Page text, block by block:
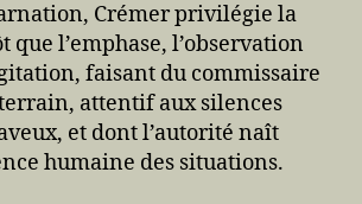
Crémer privilégie la
que l’emphase, l’observation
faisant du commissaire
attentif aux silences
et dont l’autorité naît
humaine des situations.